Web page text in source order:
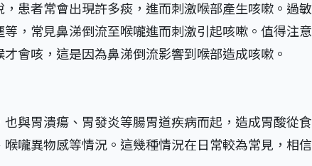
患者常會出現許多痰，進而刺激喉部產生咳嗽。過敏
，常見鼻涕倒流至喉嚨進而刺激引起咳嗽。值得注意
會咳，這是因為鼻涕倒流影響到喉部造成咳嗽。
與胃潰瘍、胃發炎等腸胃道疾病而起，造成胃酸從食
嚨異物感等情況。這幾種情況在日常較為常見，相信